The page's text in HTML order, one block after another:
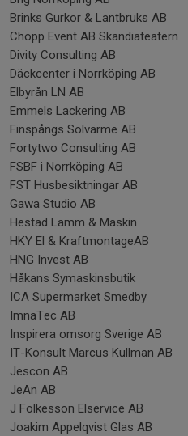
Brinks Gurkor & Lantbruks AB
Chopp Event AB Skandiateatern
Divity Consulting AB
Däckcenter i Norrköping AB
Elbyrån LN AB
Emmels Lackering AB
Finspångs Solvärme AB
Fortytwo Consulting AB
FSBF i Norrköping AB
FST Husbesiktningar AB
Gawa Studio AB
Hestad Lamm & Maskin
HKY El & KraftmontageAB
HNG Invest AB
Håkans Symaskinsbutik
ICA Supermarket Smedby
ImnaTec AB
Inspirera omsorg Sverige AB
IT-Konsult Marcus Kullman AB
Jescon AB
JeAn AB
J Folkesson Elservice AB
Joakim Appelqvist Glas AB